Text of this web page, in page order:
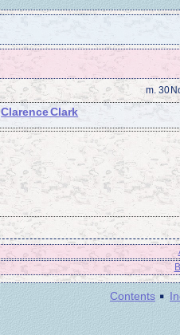
m. 30
Clarence Clark
Contents ·